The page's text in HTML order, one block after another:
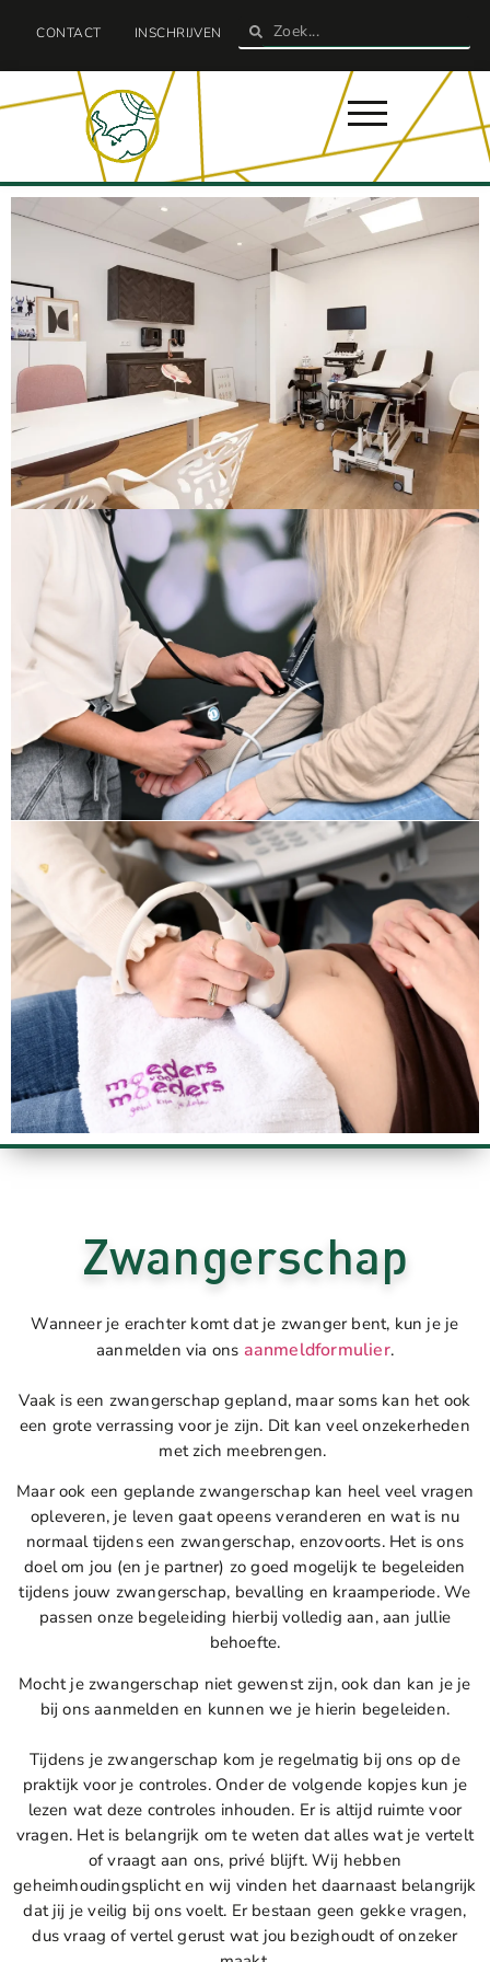
CONTACT INSCHRIJVEN
Zwangerschap
Wanneer je erachter komt dat je zwanger bent, kun je je
aanmelden via ons aanmeldformulier.
Vaak is een zwangerschap gepland, maar soms kan het ook
een grote verrassing voor je zijn. Dit kan veel onzekerheden
met zich meebrengen.
Maar ook een geplande zwangerschap kan heel veel vragen
opleveren, je leven gaat opeens veranderen en wat is nu
normaal tijdens een zwangerschap, enzovoorts. Het is ons
doel om jou (en je partner) zo goed mogelijk te begeleiden
tijdens jouw zwangerschap, bevalling en kraamperiode. We
passen onze begeleiding hierbij volledig aan, aan jullie
behoefte.
Mocht je zwangerschap niet gewenst zijn, ook dan kan je je
bij ons aanmelden en kunnen we je hierin begeleiden.
Tijdens je zwangerschap kom je regelmatig bij ons op de
praktijk voor je controles. Onder de volgende kopjes kun je
lezen wat deze controles inhouden. Er is altijd ruimte voor
vragen. Het is belangrijk om te weten dat alles wat je vertelt
of vraagt aan ons, privé blijft. Wij hebben
geheimhoudingsplicht en wij vinden het daarnaast belangrijk
dat jij je veilig bij ons voelt. Er bestaan geen gekke vragen,
dus vraag of vertel gerust wat jou bezighoudt of onzeker